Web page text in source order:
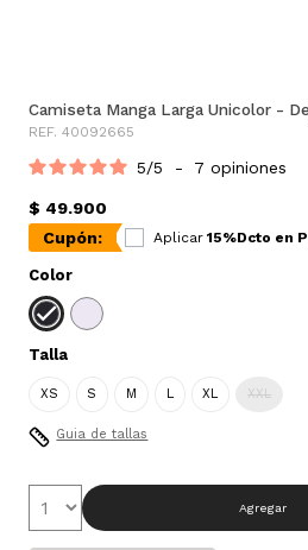
Camiseta Manga Larga Unicolor -
REF. 40092665
5/5 - 7 opiniones
$ 49.900
Cupón:
Aplicar 15%Dcto en
Color
Talla
XS S M L XL XXL
Guia de tallas
Agregar